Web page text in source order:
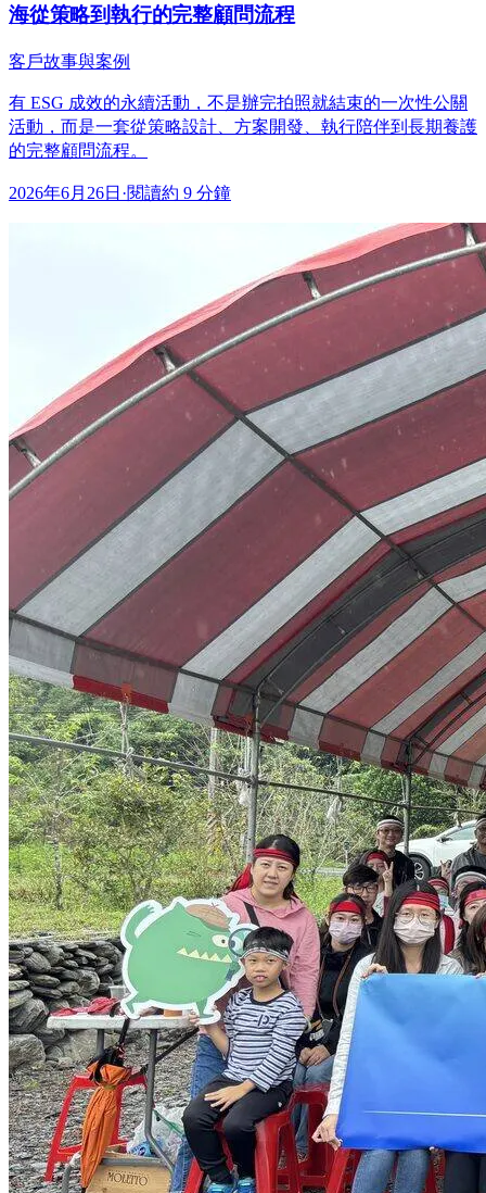
海從策略到執行的完整顧問流程
客戶故事與案例
有 ESG 成效的永續活動，不是辦完拍照就結束的一次性公關
活動，而是一套從策略設計、方案開發、執行陪伴到長期養護
的完整顧問流程。
2026年6月26日 ·閱讀約 9 分鐘